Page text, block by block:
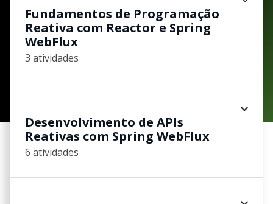
Fundamentos de Programação
Reativa com Reactor e Spring
WebFlux
3 atividades
Desenvolvimento de APIs
Reativas com Spring WebFlux
6 atividades